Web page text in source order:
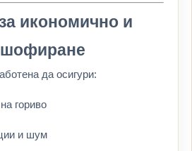
икономично и
да осигури:
гориво
и шум